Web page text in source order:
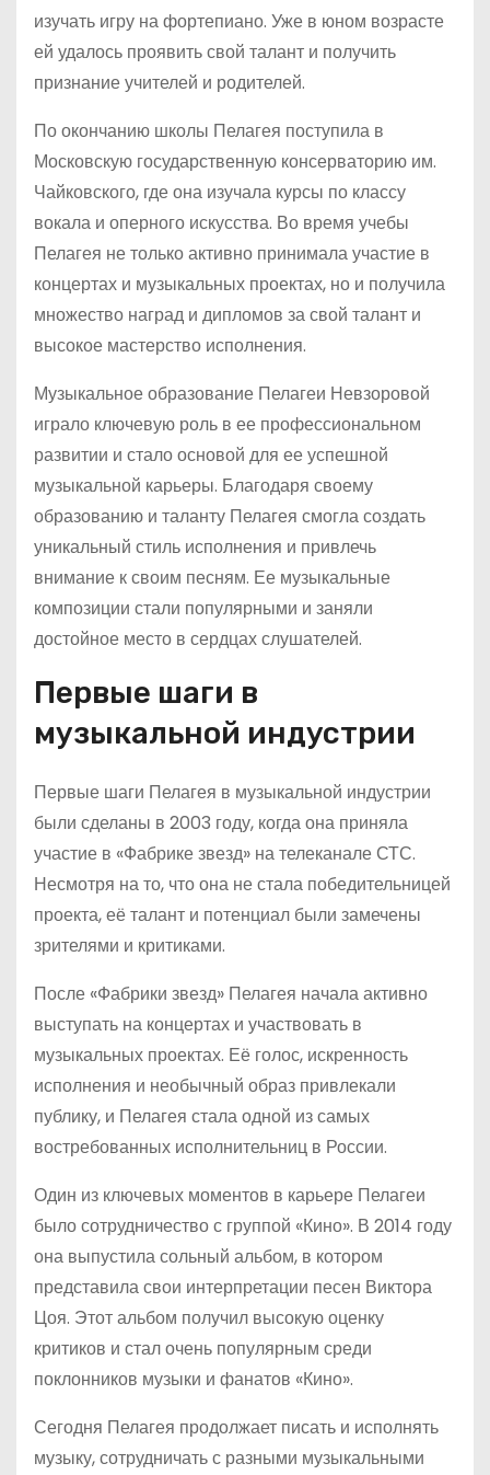
изучать игру на фортепиано. Уже в юном возрасте
ей удалось проявить свой талант и получить
признание учителей и родителей.
По окончанию школы Пелагея поступила в
Московскую государственную консерваторию им.
Чайковского, где она изучала курсы по классу
вокала и оперного искусства. Во время учебы
Пелагея не только активно принимала участие в
концертах и музыкальных проектах, но и получила
множество наград и дипломов за свой талант и
высокое мастерство исполнения.
Музыкальное образование Пелагеи Невзоровой
играло ключевую роль в ее профессиональном
развитии и стало основой для ее успешной
музыкальной карьеры. Благодаря своему
образованию и таланту Пелагея смогла создать
уникальный стиль исполнения и привлечь
внимание к своим песням. Ее музыкальные
композиции стали популярными и заняли
достойное место в сердцах слушателей.
Первые шаги в
музыкальной индустрии
Первые шаги Пелагея в музыкальной индустрии
были сделаны в 2003 году, когда она приняла
участие в «Фабрике звезд» на телеканале СТС.
Несмотря на то, что она не стала победительницей
проекта, её талант и потенциал были замечены
зрителями и критиками.
После «Фабрики звезд» Пелагея начала активно
выступать на концертах и участвовать в
музыкальных проектах. Её голос, искренность
исполнения и необычный образ привлекали
публику, и Пелагея стала одной из самых
востребованных исполнительниц в России.
Один из ключевых моментов в карьере Пелагеи
было сотрудничество с группой «Кино». В 2014 году
она выпустила сольный альбом, в котором
представила свои интерпретации песен Виктора
Цоя. Этот альбом получил высокую оценку
критиков и стал очень популярным среди
поклонников музыки и фанатов «Кино».
Сегодня Пелагея продолжает писать и исполнять
музыку, сотрудничать с разными музыкальными